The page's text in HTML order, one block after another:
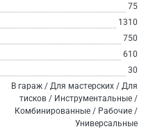
75
1310
750
610
30
В гараж / Для мастерских / Для
тисков / Инструментальные /
Комбинированные / Рабочие /
Универсальные